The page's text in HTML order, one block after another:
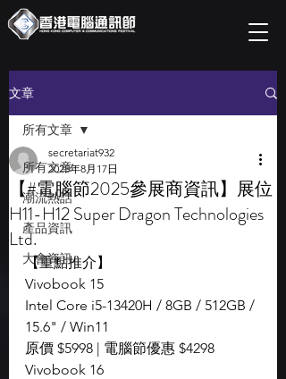
文章
所有文章
潮流熱話
產品資訊
大會資訊
所有文章
【#電腦節2025參展商資訊】展位
H11-H12 Super Dragon Technologies
Ltd.
secretariat932
2025年8月17日
【重點推介】
Vivobook 15
Intel Core i5-13420H / 8GB / 512GB /
15.6" / Win11
原價 $5998 | 電腦節優惠 $4298
Vivobook 16